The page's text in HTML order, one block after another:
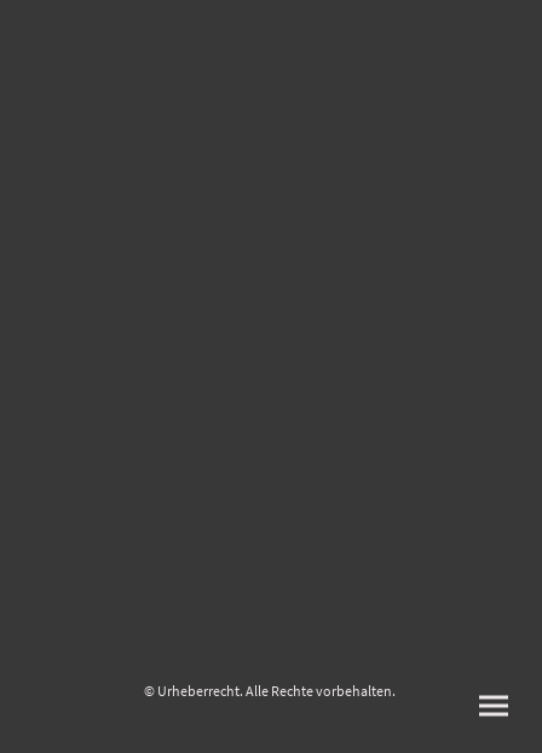
© Urheberrecht. Alle Rechte vorbehalten.